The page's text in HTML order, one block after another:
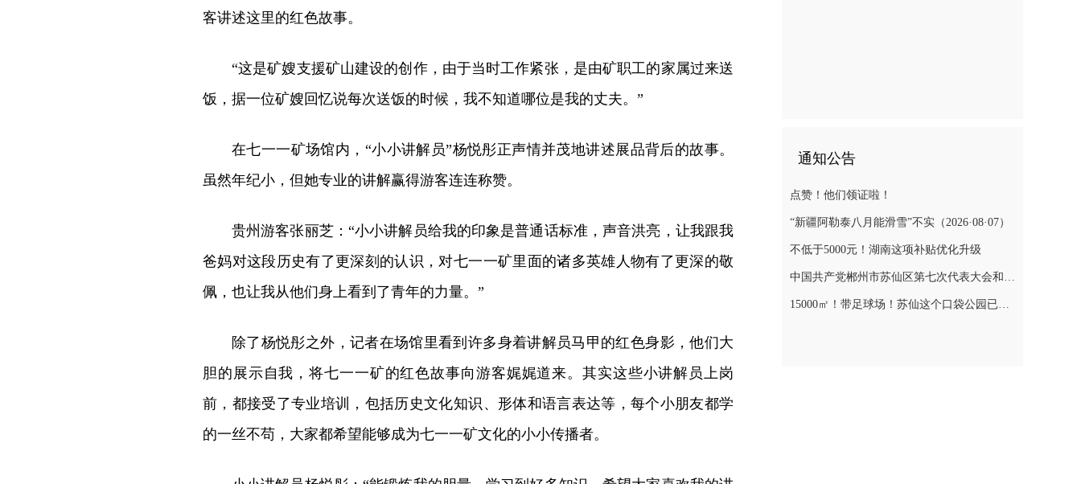
客讲述这里的红色故事。
“这是矿嫂支援矿山建设的创作，由于当时工作紧张，是由矿职工的家属过来送
饭，据一位矿嫂回忆说每次送饭的时候，我不知道哪位是我的丈夫。”
在七一一矿场馆内，“小小讲解员”杨悦彤正声情并茂地讲述展品背后的故事。
虽然年纪小，但她专业的讲解赢得游客连连称赞。
贵州游客张丽芝：“小小讲解员给我的印象是普通话标准，声音洪亮，让我跟我
爸妈对这段历史有了更深刻的认识，对七一一矿里面的诸多英雄人物有了更深的敬
佩，也让我从他们身上看到了青年的力量。”
除了杨悦彤之外，记者在场馆里看到许多身着讲解员马甲的红色身影，他们大
胆的展示自我，将七一一矿的红色故事向游客娓娓道来。其实这些小讲解员上岗
前，都接受了专业培训，包括历史文化知识、形体和语言表达等，每个小朋友都学
的一丝不苟，大家都希望能够成为七一一矿文化的小小传播者。
通知公告
点赞！他们领证啦！
“新疆阿勒泰八月能滑雪”不实（2026·08·07）
不低于5000元！湖南这项补贴优化升级
中国共产党郴州市苏仙区第七次代表大会和第七届委员会第一次全体会议、第七届纪律检查委员会第一次全体会议选举结果
15000㎡！带足球场！苏仙这个口袋公园已对外开放